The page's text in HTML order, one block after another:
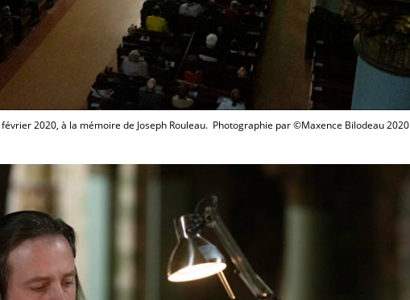
2020, à la mémoire de Joseph Rouleau. Photographie par ©Maxence Bilodeau 2020